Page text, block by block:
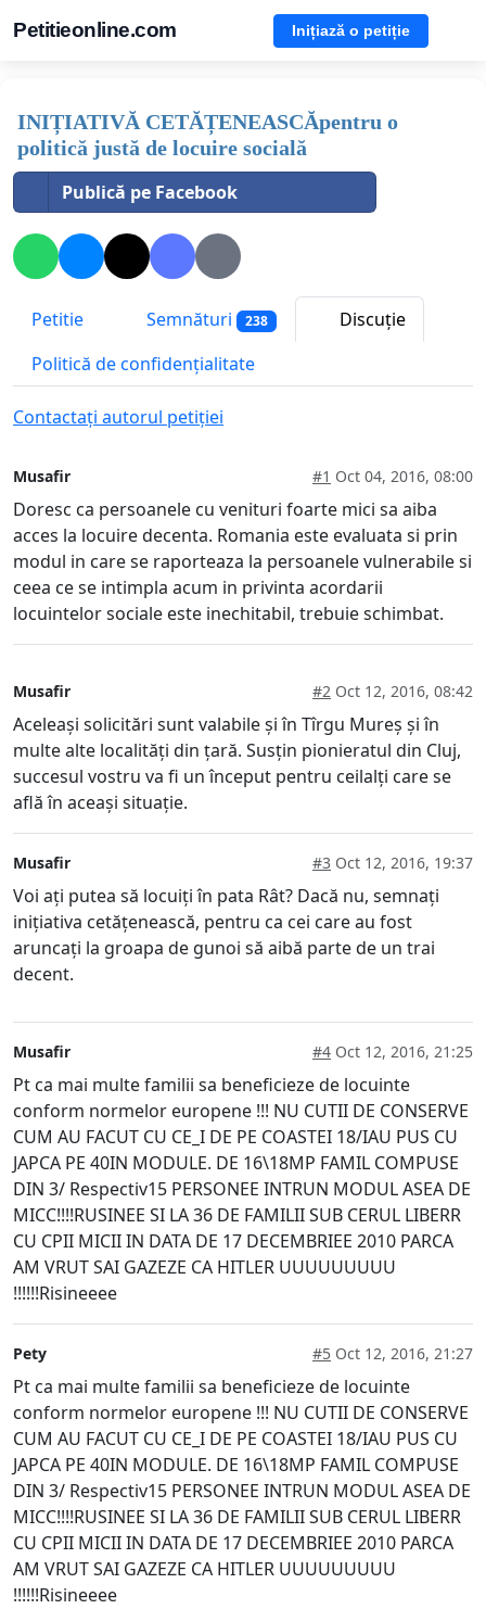
Petitieonline.com Inițiază o petiție
INIȚIATIVĂ CETĂȚENEASCĂpentru o
politică justă de locuire socială
Publică pe Facebook
Petitie Semnături 238
Discuție
Politică de confidențialitate
Contactați autorul petiției
Musafir #1 Oct 04, 2016, 08:00
Doresc ca persoanele cu venituri foarte mici sa aiba
acces la locuire decenta. Romania este evaluata si prin
modul in care se raporteaza la persoanele vulnerabile si
ceea ce se intimpla acum in privinta acordarii
locuintelor sociale este inechitabil, trebuie schimbat.
Musafir #2 Oct 12, 2016, 08:42
Aceleași solicitări sunt valabile și în Tîrgu Mureș și în
multe alte localități din țară. Susțin pionieratul din Cluj,
succesul vostru va fi un început pentru ceilalți care se
află în aceași situație.
Musafir #3 Oct 12, 2016, 19:37
Voi ați putea să locuiți în pata Rât? Dacă nu, semnați
inițiativa cetățenească, pentru ca cei care au fost
aruncați la groapa de gunoi să aibă parte de un trai
decent.
Musafir #4 Oct 12, 2016, 21:25
Pt ca mai multe familii sa beneficieze de locuinte
conform normelor europene !!! NU CUTII DE CONSERVE
CUM AU FACUT CU CE_I DE PE COASTEI 18/IAU PUS CU
JAPCA PE 40IN MODULE. DE 16\18MP FAMIL COMPUSE
DIN 3/ Respectiv15 PERSONEE INTRUN MODUL ASEA DE
MICC!!!!RUSINEE SI LA 36 DE FAMILII SUB CERUL LIBERR
CU CPII MICII IN DATA DE 17 DECEMBRIEE 2010 PARCA
AM VRUT SAI GAZEZE CA HITLER UUUUUUUUU
!!!!!!Risineeee
Pety #5 Oct 12, 2016, 21:27
Pt ca mai multe familii sa beneficieze de locuinte
conform normelor europene !!! NU CUTII DE CONSERVE
CUM AU FACUT CU CE_I DE PE COASTEI 18/IAU PUS CU
JAPCA PE 40IN MODULE. DE 16\18MP FAMIL COMPUSE
DIN 3/ Respectiv15 PERSONEE INTRUN MODUL ASEA DE
MICC!!!!RUSINEE SI LA 36 DE FAMILII SUB CERUL LIBERR
CU CPII MICII IN DATA DE 17 DECEMBRIEE 2010 PARCA
AM VRUT SAI GAZEZE CA HITLER UUUUUUUUU
!!!!!!Risineeee